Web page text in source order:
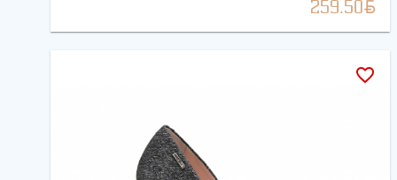
259.50BYN
favorite_border